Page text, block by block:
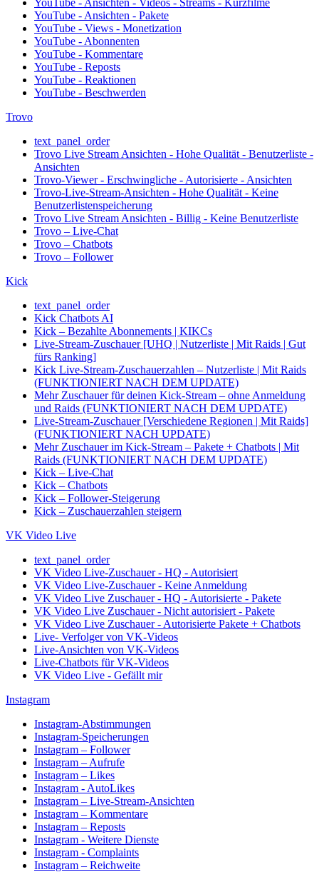
YouTube - Ansichten - Videos - Streams - Kurzfilme
YouTube - Ansichten - Pakete
YouTube - Views - Monetization
YouTube - Abonnenten
YouTube - Kommentare
YouTube - Reposts
YouTube - Reaktionen
YouTube - Beschwerden
Trovo
text_panel_order
Trovo Live Stream Ansichten - Hohe Qualität - Benutzerliste -
Ansichten
Trovo-Viewer - Erschwingliche - Autorisierte - Ansichten
Trovo-Live-Stream-Ansichten - Hohe Qualität - Keine
Benutzerlistenspeicherung
Trovo Live Stream Ansichten - Billig - Keine Benutzerliste
Trovo – Live-Chat
Trovo – Chatbots
Trovo – Follower
Kick
text_panel_order
Kick Chatbots AI
Kick – Bezahlte Abonnements | KIKCs
Live-Stream-Zuschauer [UHQ | Nutzerliste | Mit Raids | Gut
fürs Ranking]
Kick Live-Stream-Zuschauerzahlen – Nutzerliste | Mit Raids
(FUNKTIONIERT NACH DEM UPDATE)
Mehr Zuschauer für deinen Kick-Stream – ohne Anmeldung
und Raids (FUNKTIONIERT NACH DEM UPDATE)
Live-Stream-Zuschauer [Verschiedene Regionen | Mit Raids]
(FUNKTIONIERT NACH UPDATE)
Mehr Zuschauer im Kick-Stream – Pakete + Chatbots | Mit
Raids (FUNKTIONIERT NACH DEM UPDATE)
Kick – Live-Chat
Kick – Chatbots
Kick – Follower-Steigerung
Kick – Zuschauerzahlen steigern
VK Video Live
text_panel_order
VK Video Live-Zuschauer - HQ - Autorisiert
VK Video Live-Zuschauer - Keine Anmeldung
VK Video Live Zuschauer - HQ - Autorisierte - Pakete
VK Video Live Zuschauer - Nicht autorisiert - Pakete
VK Video Live Zuschauer - Autorisierte Pakete + Chatbots
Live- Verfolger von VK-Videos
Live-Ansichten von VK-Videos
Live-Chatbots für VK-Videos
VK Video Live - Gefällt mir
Instagram
Instagram-Abstimmungen
Instagram-Speicherungen
Instagram – Follower
Instagram – Aufrufe
Instagram – Likes
Instagram - AutoLikes
Instagram – Live-Stream-Ansichten
Instagram – Kommentare
Instagram – Reposts
Instagram - Weitere Dienste
Instagram - Complaints
Instagram – Reichweite